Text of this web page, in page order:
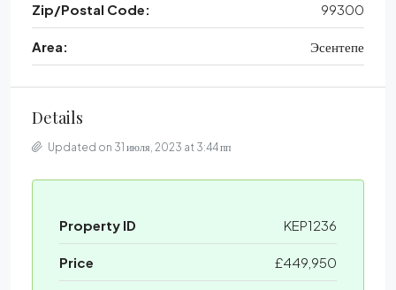
Zip/Postal Code: 99300
Area: Эсентепе
Details
Updated on 31 июля, 2023 at 3:44 пп
Property ID KEP1236
Price £449,950